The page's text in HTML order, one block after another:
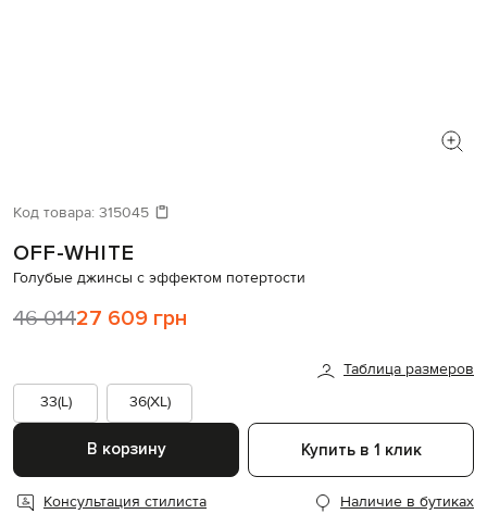
Код товара: 315045
OFF-WHITE
Голубые джинсы с эффектом потертости
46 01427 609 грн
Таблица размеров
33(L)
36(XL)
В корзину Купить в 1 клик
Консультация стилиста Наличие в бутиках